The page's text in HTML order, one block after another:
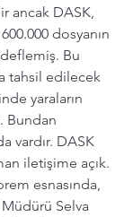
ancak DASK,
dosyanın
Bu
tahsil edilecek
yaraların
Bundan
vardır. DASK
iletişime açık.
esnasında,
Selva